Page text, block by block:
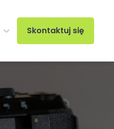
Skontaktuj się